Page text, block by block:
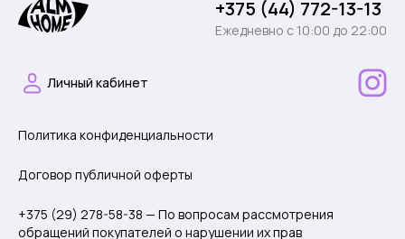
+375 (44) 772-13-13
Ежедневно c 10:00 до 22:00
Личный кабинет
Политика конфиденциальности
Договор публичной оферты
+375 (29) 278-58-38 — По вопросам рассмотрения
обращений покупателей о нарушении их прав